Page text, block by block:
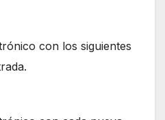
con los siguientes